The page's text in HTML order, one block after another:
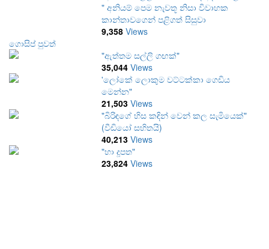
" අනියම් පෙම නැවතූ නිසා විවාහක
කාන්තාවගෙන් පළිගත් සිසුවා
9,358 Views
ගොසිප් පුවත්
"ඇත්තම සල්ලි ගඟක්"
35,044 Views
'ලෝකේ ලොකුම වට්ටක්කා ගෙඩිය
මෙන්න"
21,503 Views
"බිරිඳගේ හිස කඳින් වෙන් කල සැමියෙක්"
(වීඩියෝ සහිතයි)
40,213 Views
"හා දූපත"
23,824 Views